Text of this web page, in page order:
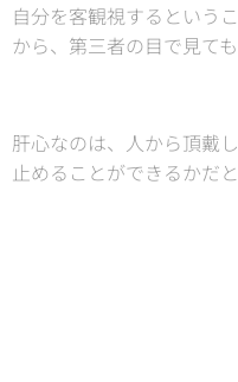
自分を客観視するという
から、第三者の目で見て
肝心なのは、人から頂戴
止めることができるかだと